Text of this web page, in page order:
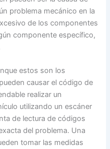
problema mecánico en la
de los componentes
componente específico,
estos son los
causar el código de
realizar un
utilizando un escáner
de lectura de códigos
del problema. Una
tomar las medidas